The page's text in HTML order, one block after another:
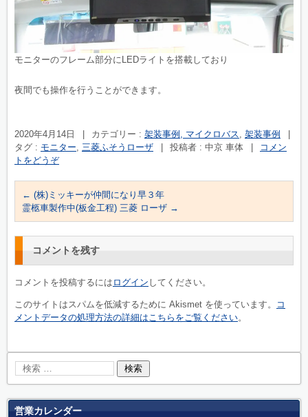
モニターのフレーム部分にLEDライトを搭載しており
夜間でも操作を行うことができます。
2020年4月14日 | カテゴリー : 架装事例, マイクロバス 架装事例
|
タグ : モニター 三菱ふそうローザ | 投稿者 : 中京 車体 |
コメン
トをどうぞ
← (株)ミッキーが仲間になり早３年
霊柩車製作中(板金工程) 三菱 ローザ →
コメントを残す
コメントを投稿するには ログイン してください。
このサイトはスパムを低減するために Akismet を使っています。
コ
メントデータの処理方法の詳細はこちらをご覧ください。
営業カレンダー